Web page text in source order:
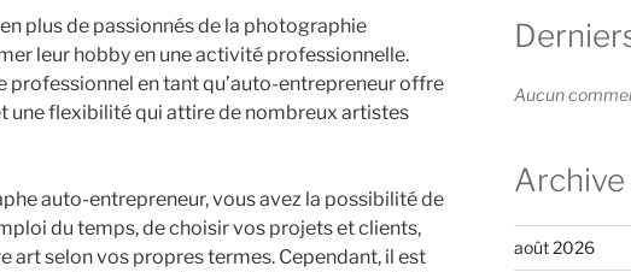
plus de passionnés de la photographie
leur hobby en une activité professionnelle.
professionnel en tant qu’auto-entrepreneur offre
une flexibilité qui attire de nombreux artistes
auto-entrepreneur, vous avez la possibilité de
du temps, de choisir vos projets et clients,
art selon vos propres termes. Cependant, il est
Aucun
Archive
août 2026